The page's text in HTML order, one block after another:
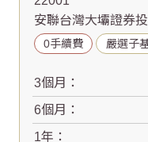
安聯台灣大壩證券
0手續費 嚴選子
3個月：
6個月：
1年：